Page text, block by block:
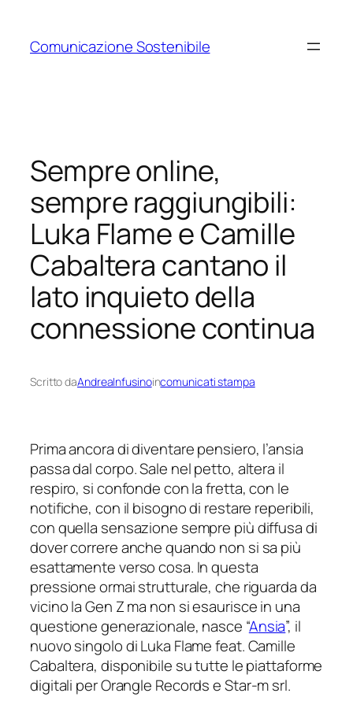
contenuto
Comunicazione Sostenibile
Sempre online,
sempre raggiungibili:
Luka Flame e Camille
Cabaltera cantano il
lato inquieto della
connessione continua
Scritto daAndreaInfusinoincomunicati stampa
Prima ancora di diventare pensiero, l’ansia
passa dal corpo. Sale nel petto, altera il
respiro, si confonde con la fretta, con le
notifiche, con il bisogno di restare reperibili,
con quella sensazione sempre più diffusa di
dover correre anche quando non si sa più
esattamente verso cosa. In questa
pressione ormai strutturale, che riguarda da
vicino la Gen Z ma non si esaurisce in una
questione generazionale, nasce “Ansia”, il
nuovo singolo di Luka Flame feat. Camille
Cabaltera, disponibile su tutte le piattaforme
digitali perOrangle RecordseStar-m srl.